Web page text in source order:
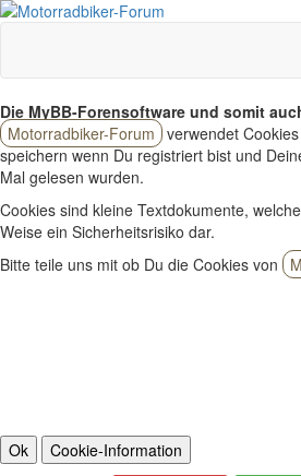
Die MyBB-Forensoftware und somit
Motorradbiker-Forum verwendet
speichern wenn Du registriert bist und
Mal gelesen wurden.
Cookies sind kleine Textdokumente,
Weise ein Sicherheitsrisiko dar.
Bitte teile uns mit ob Du die Cookies von